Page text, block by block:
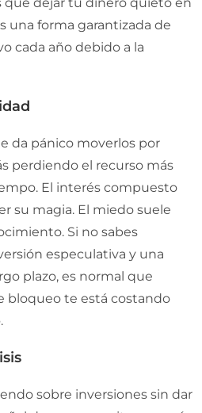
una forma garantizada de
cada año debido a la
da pánico moverlos por
perdiendo el recurso más
El interés compuesto
su magia. El miedo suele
Si no sabes
especulativa y una
plazo, es normal que
bloqueo te está costando
sobre inversiones sin dar